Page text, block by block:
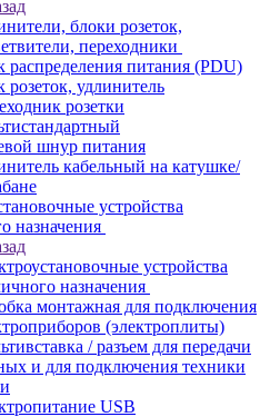
блоки розеток,
переходники
распределения питания (PDU)
розеток, удлинитель
розетки
шнур питания
кабельный на катушке/
устройства
назначения
устройства
назначения
монтажная для подключения
(электроплиты)
/ разъем для передачи
и для подключения техники
USB